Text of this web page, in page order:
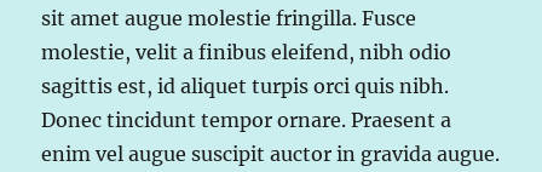
sit amet augue molestie fringilla. Fusce
molestie, velit a finibus eleifend, nibh odio
sagittis est, id aliquet turpis orci quis nibh.
Donec tincidunt tempor ornare. Praesent a
enim vel augue suscipit auctor in gravida augue.